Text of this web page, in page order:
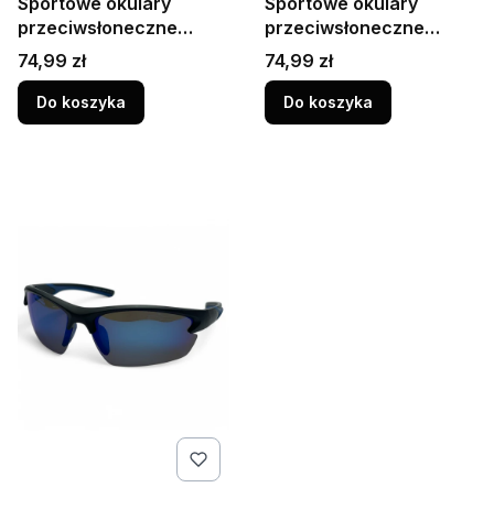
przeciwsłoneczne
PRIUS M117 C4 – Piano
Black, niebieskie
soczewki
Cena
74,99 zł
Do koszyka
przeciwsłoneczne
rowerowe z polaryzacją
PRIUS M117 C3 – złote
lustrzanki, UV400
Cena
74,99 zł
Do koszyka